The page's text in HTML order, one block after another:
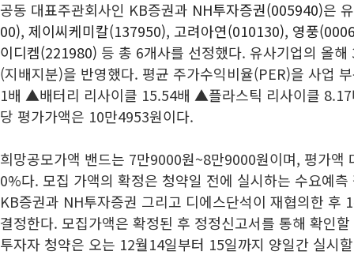
공동 대표주관회사인 KB증권과 NH투자증권(005940)은
00), 제이씨케미칼(137950), 고려아연(010130), 영풍
이디켐(221980) 등 총 6개사를 선정했다. 유사기업의 올
(지배지분)을 반영했다. 평균 주가수익비율(PER)을 사업
1배 ▲배터리 리사이클 15.54배 ▲플라스틱 리사이클
당 평가가액은 10만4953원이다.
희망공모가액 밴드는 7만9000원~8만9000원이며, 평가액
0%다. 모집 가액의 확정은 청약일 전에 실시하는 수요예
KB증권과 NH투자증권 그리고 디에스단석이 재협의한 후
결정한다. 모집가액은 확정된 후 정정신고서를 통해 확인
투자자 청약은 오는 12월14일부터 15일까지 양일간 실시